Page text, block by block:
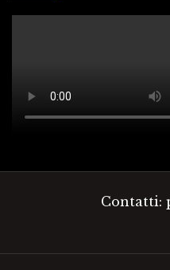
Contatti: